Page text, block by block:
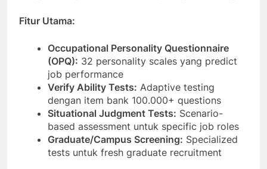
Fitur Utama:
Occupational Personality Questionnaire
(OPQ): 32 personality scales yang predict
job performance
Verify Ability Tests: Adaptive testing
dengan item bank 100.000+ questions
Situational Judgment Tests: Scenario-
based assessment untuk specific job roles
Graduate/Campus Screening: Specialized
tests untuk fresh graduate recruitment